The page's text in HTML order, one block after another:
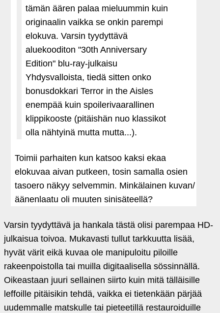
tämän äären palaa mieluummin kuin
originaalin vaikka se onkin parempi
elokuva. Varsin tyydyttävä
aluekooditon "30th Anniversary
Edition" blu-ray-julkaisu
Yhdysvalloista, tiedä sitten onko
bonusdokkari Terror in the Aisles
enempää kuin spoilerivaarallinen
klippikooste (pitäishän nuo klassikot
olla nähtyinä mutta mutta...).
Toimii parhaiten kun katsoo kaksi ekaa
elokuvaa aivan putkeen, tosin samalla osien
tasoero näkyy selvemmin. Minkälainen kuvan/
äänenlaatu oli muuten sinisäteellä?
Varsin tyydyttävä ja hankala tästä olisi parempaa HD-
julkaisua toivoa. Mukavasti tullut tarkkuutta lisää,
hyvät värit eikä kuvaa ole manipuloitu piloille
rakeenpoistolla tai muilla digitaalisella sössinnällä.
Oikeastaan juuri sellainen siirto kuin mitä tälläisille
leffoille pitäisikin tehdä, vaikka ei tietenkään pärjää
uudemmalle matskulle tai pieteetillä restauroiduille